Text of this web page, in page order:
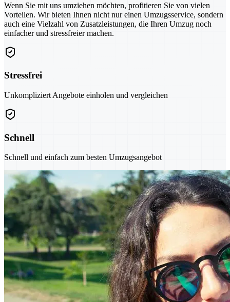
Wenn Sie mit uns umziehen möchten, profitieren Sie von vielen
Vorteilen. Wir bieten Ihnen nicht nur einen Umzugsservice, sondern
auch eine Vielzahl von Zusatzleistungen, die Ihren Umzug noch
einfacher und stressfreier machen.
Stressfrei
Unkompliziert Angebote einholen und vergleichen
Schnell
Schnell und einfach zum besten Umzugsangebot